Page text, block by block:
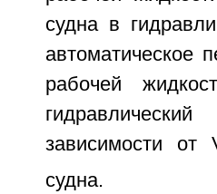
судна в
автоматическое
рабочей
зависимости от
судна.